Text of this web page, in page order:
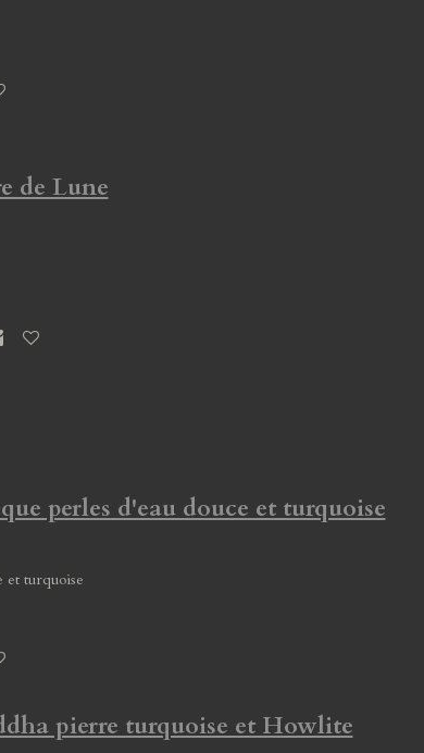
de Lune
perles d'eau douce et turquoise
et turquoise
pierre turquoise et Howlite